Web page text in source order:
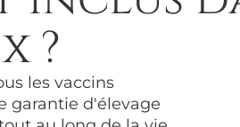
?
les vaccins
garantie d'élevage